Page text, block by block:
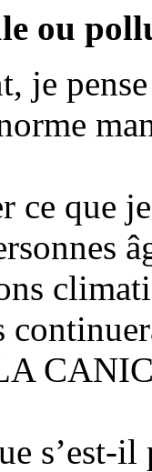
ou
pense
que je
il